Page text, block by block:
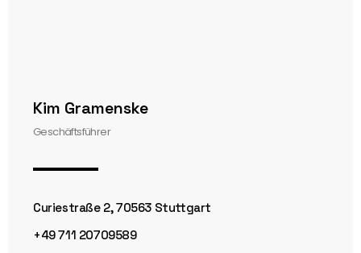
Kim Gramenske
Geschäftsführer
Curiestraße 2, 70563 Stuttgart
+49 711 20709589